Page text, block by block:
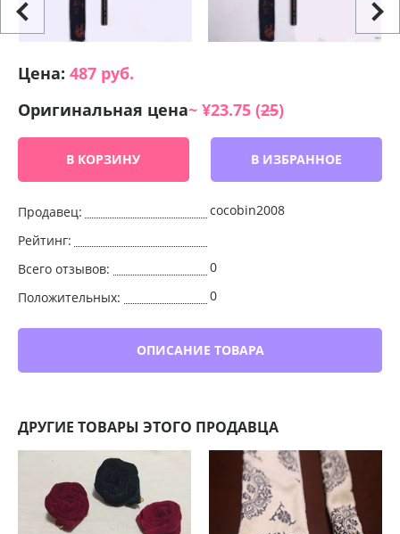
Цена: 487 руб.
Оригинальная цена~ ¥23.75 (25)
В КОРЗИНУ В ИЗБРАННОЕ
Продавец:
cocobin2008
Рейтинг:
Всего отзывов:
0
Положительных:
0
ОПИСАНИЕ ТОВАРА
ДРУГИЕ ТОВАРЫ ЭТОГО ПРОДАВЦА